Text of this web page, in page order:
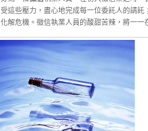
受這些壓力，盡心地完成每一位委託人的請
化解危機。徵信執業人員的酸甜苦辣，將一一